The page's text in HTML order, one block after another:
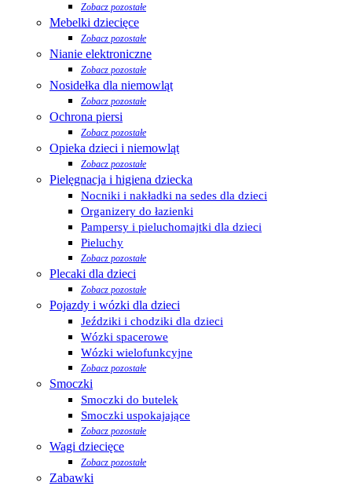
Zobacz pozostałe
Mebelki dziecięce
Zobacz pozostałe
Nianie elektroniczne
Zobacz pozostałe
Nosidełka dla niemowląt
Zobacz pozostałe
Ochrona piersi
Zobacz pozostałe
Opieka dzieci i niemowląt
Zobacz pozostałe
Pielęgnacja i higiena dziecka
Nocniki i nakładki na sedes dla dzieci
Organizery do łazienki
Pampersy i pieluchomajtki dla dzieci
Pieluchy
Zobacz pozostałe
Plecaki dla dzieci
Zobacz pozostałe
Pojazdy i wózki dla dzieci
Jeździki i chodziki dla dzieci
Wózki spacerowe
Wózki wielofunkcyjne
Zobacz pozostałe
Smoczki
Smoczki do butelek
Smoczki uspokajające
Zobacz pozostałe
Wagi dziecięce
Zobacz pozostałe
Zabawki